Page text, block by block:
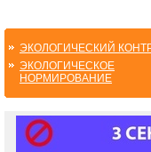
ЭКОЛОГИЧЕСКИЙ
ЭКОЛОГИЧЕСКОЕ
НОРМИРОВАНИЕ